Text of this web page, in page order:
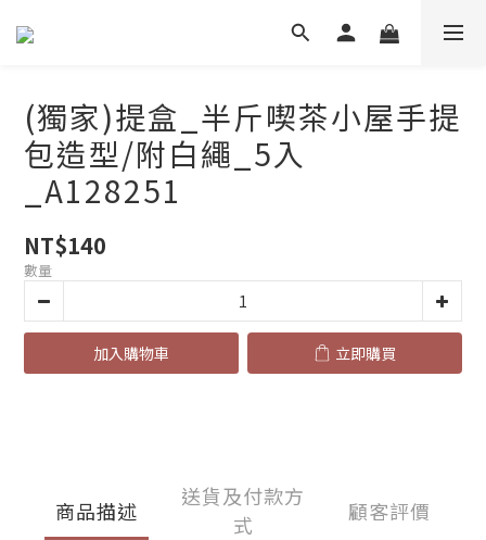
(獨家)提盒_半斤喫茶小屋手提
包造型/附白繩_5入
_A128251
NT$140
數量
加入購物車 立即購買
商品描述
送貨及付款方
式
顧客評價